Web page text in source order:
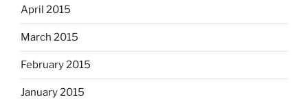
April 2015
March 2015
February 2015
January 2015